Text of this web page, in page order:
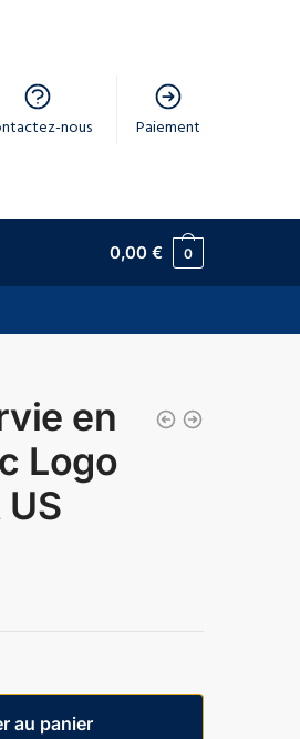
nous Paiement
0,00€ 0
en
Logo
au panier